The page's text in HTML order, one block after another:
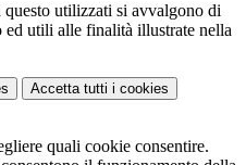
utilizzati si avvalgono di
ed utili alle finalità illustrate nella
Accetta tutti i cookies
quali cookie consentire.